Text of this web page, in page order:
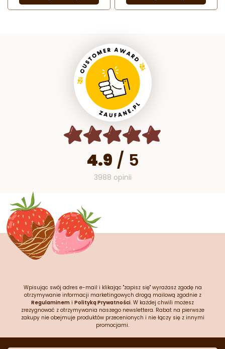
4.9 / 5
3988 opinii
Wpisując swój adres e-mail i klikając "zapisz się" wyrażasz zgodę na
otrzymywanie informacji marketingowych drogą mailową zgodnie z
Regulaminem i Polityką Prywatności. W każdej chwili możesz
zrezygnować z otrzymywania naszego newslettera. Rabat na pierwsze
zakupy nie obejmuje produktów przecenionych i nie łączy się z innymi
promocjami.